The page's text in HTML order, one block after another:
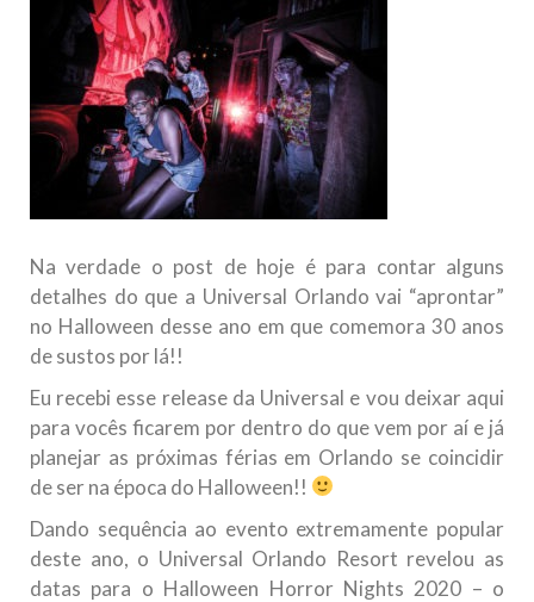
Na verdade o post de hoje é para contar alguns
detalhes do que a Universal Orlando vai “aprontar”
no Halloween desse ano em que comemora 30 anos
de sustos por lá!!
Eu recebi esse release da Universal e vou deixar aqui
para vocês ficarem por dentro do que vem por aí e já
planejar as próximas férias em Orlando se coincidir
de ser na época do Halloween!!
Dando sequência ao evento extremamente popular
deste ano, o Universal Orlando Resort revelou as
datas para o Halloween Horror Nights 2020 – o